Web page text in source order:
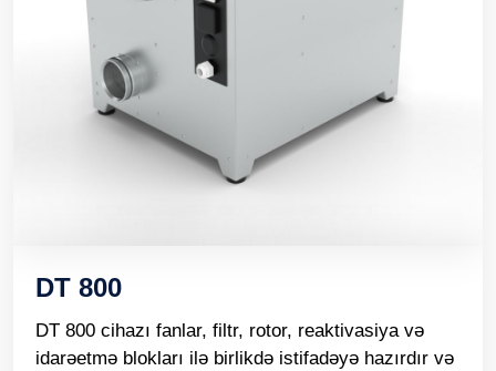
DT 800
DT 800 cihazı fanlar, filtr, rotor, reaktivasiya və
idarəetmə blokları ilə birlikdə istifadəyə hazırdır və